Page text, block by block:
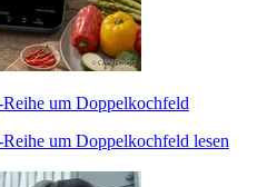
um Doppelkochfeld
um Doppelkochfeld lesen